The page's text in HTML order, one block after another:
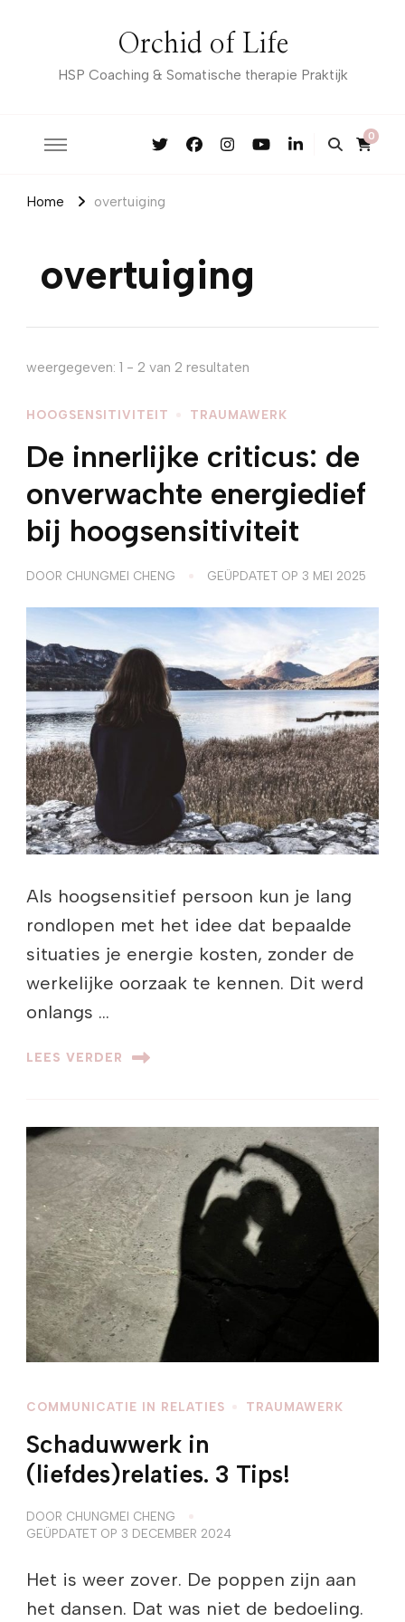
Orchid of Life
HSP Coaching & Somatische therapie Praktijk
0
Home overtuiging
overtuiging
weergegeven: 1 - 2 van 2 resultaten
HOOGSENSITIVITEIT TRAUMAWERK
De innerlijke criticus: de
onverwachte energiedief
bij hoogsensitiviteit
DOOR CHUNGMEI CHENG GEÜPDATET OP 3 MEI 2025
Als hoogsensitief persoon kun je lang
rondlopen met het idee dat bepaalde
situaties je energie kosten, zonder de
werkelijke oorzaak te kennen. Dit werd
onlangs …
LEES VERDER
COMMUNICATIE IN RELATIES TRAUMAWERK
Schaduwwerk in
(liefdes)relaties. 3 Tips!
DOOR CHUNGMEI CHENG
GEÜPDATET OP 3 DECEMBER 2024
Het is weer zover. De poppen zijn aan
het dansen. Dat was niet de bedoeling.